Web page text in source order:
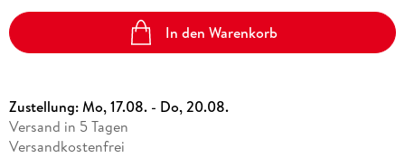
In den Warenkorb
Zustellung:Mo, 17.08. - Do, 20.08.
Versand in 5 Tagen
Versandkostenfrei